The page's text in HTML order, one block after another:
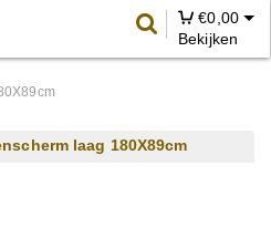
€0,00
Bekijken
laag 180X89cm